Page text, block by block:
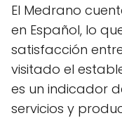
El Medrano
en Español, lo
satisfacción
visitado el
es un indicador
servicios y